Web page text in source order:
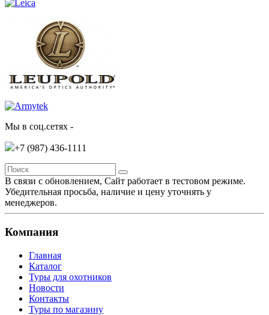
Мы в соц.сетях -
+7 (987) 436-1111
В связи с обновлением, Сайт работает в тестовом режиме.
Убедительная просьба, наличие и цену уточнять у
менеджеров.
Компания
Главная
Каталог
Туры для охотников
Новости
Контакты
Туры по магазину